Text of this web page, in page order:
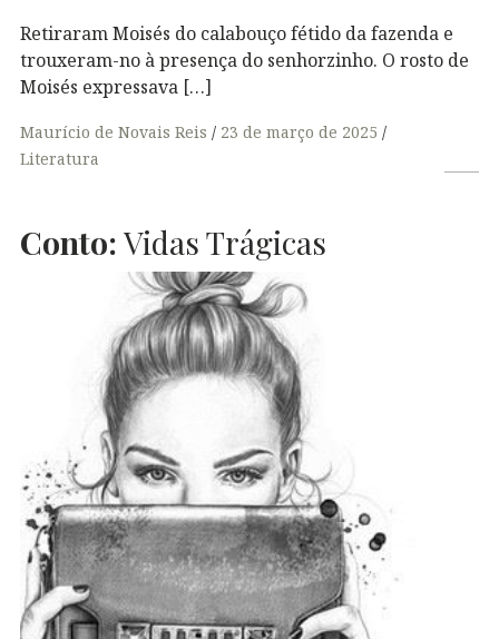
Retiraram Moisés do calabouço fétido da fazenda e
trouxeram-no à presença do senhorzinho. O rosto de
Moisés expressava […]
Maurício de Novais Reis
23 de março de 2025
Literatura
Conto:Vidas Trágicas